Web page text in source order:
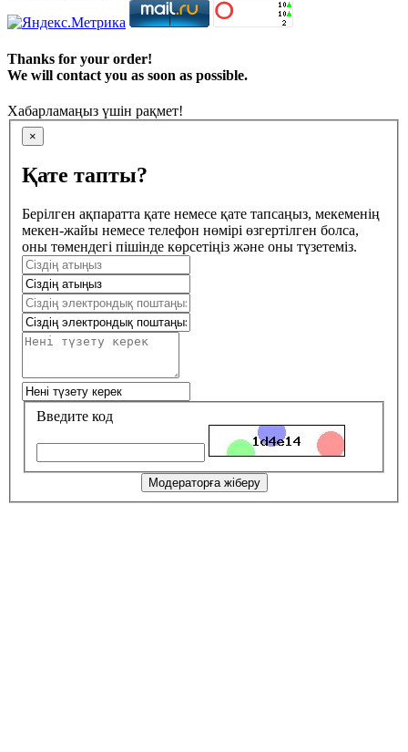
Thanks for your order!
We will contact you as soon as possible.
Хабарламаңыз үшін рақмет!
×
Қате тапты?
Берілген ақпаратта қате немесе қате тапсаңыз, мекеменің
мекен-жайы немесе телефон нөмірі өзгертілген болса,
оны төмендегі пішінде көрсетіңіз және оны түзетеміз.
Введите код
Модераторға жіберу